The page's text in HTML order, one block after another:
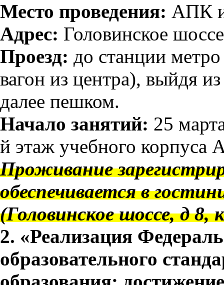
Место проведения: АПК
Адрес: Головинское
Проезд: до станции
вагон из центра), выйдя
далее пешком.
Начало занятий: 25
й этаж учебного корпуса
Проживание
обеспечивается в
(Головинское шоссе, д 8,
2. «Реализация
образовательного